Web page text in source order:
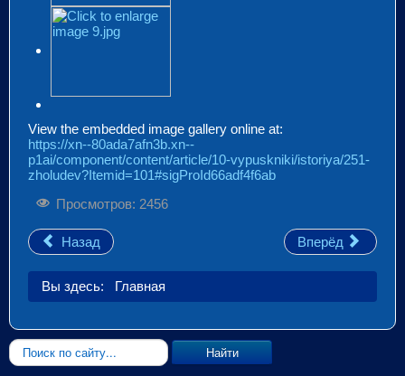
View the embedded image gallery online at:
https://xn--80ada7afn3b.xn--
p1ai/component/content/article/10-vypuskniki/istoriya/251-
zholudev?Itemid=101#sigProId66adf4f6ab
Просмотров: 2456
Назад Вперёд
Вы здесь: Главная
Искать... Найти